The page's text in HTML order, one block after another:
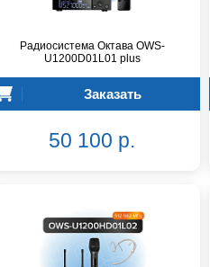
Радиосистема Октава OWS-
U1200D01L01 plus
Заказать
50 100 р.